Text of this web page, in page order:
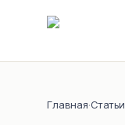
Главная·Статьи